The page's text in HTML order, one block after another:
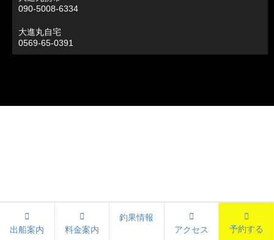
090-5008-6334
大進丸自宅
0569-65-0391
出船案内 料金案内
釣果情報
アクセス
予約する